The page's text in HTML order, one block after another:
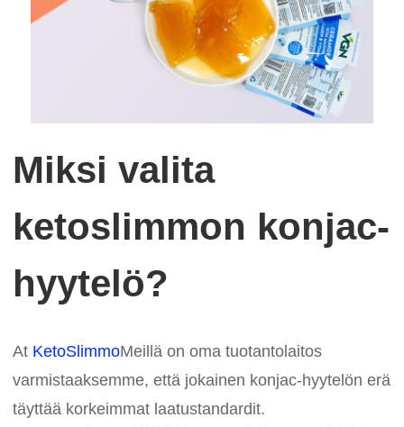
Miksi valita
ketoslimmon konjac-
hyytelö?
At KetoSlimmoMeillä on oma tuotantolaitos
varmistaaksemme, että jokainen konjac-hyytelön erä
täyttää korkeimmat laatustandardit.